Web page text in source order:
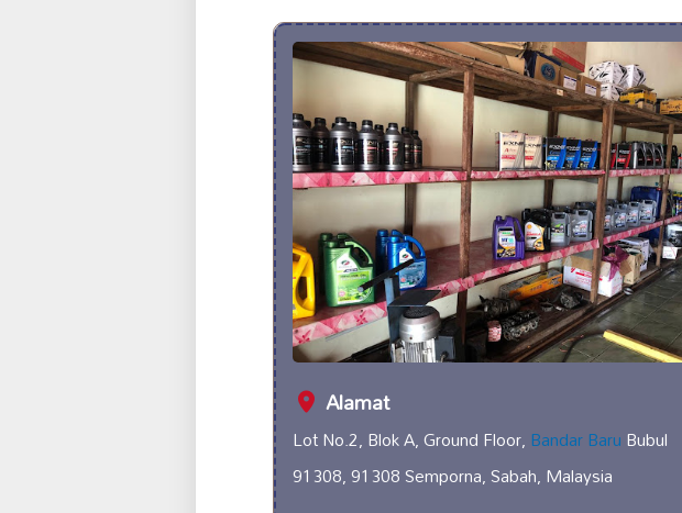
Alamat
Lot No.2, Blok A, Ground Floor,Bandar BaruBubul
91308, 91308 Semporna, Sabah, Malaysia